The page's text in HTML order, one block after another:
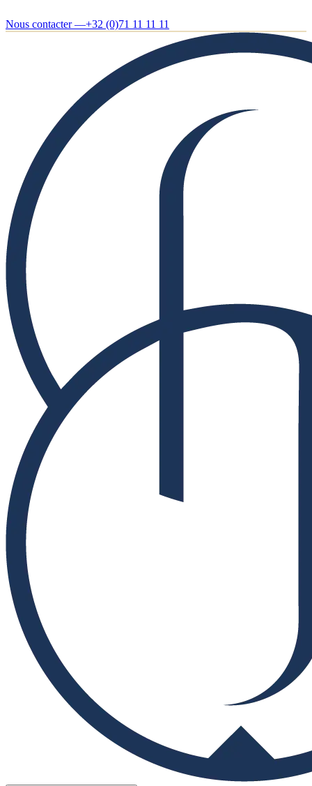
Nous contacter —+32 (0)71 11 11 11